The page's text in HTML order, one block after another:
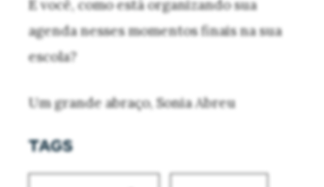
E você, como está organizando sua
agenda nesses momentos finais na sua
escola?
Um grande abraço, Sonia Abreu
TAGS